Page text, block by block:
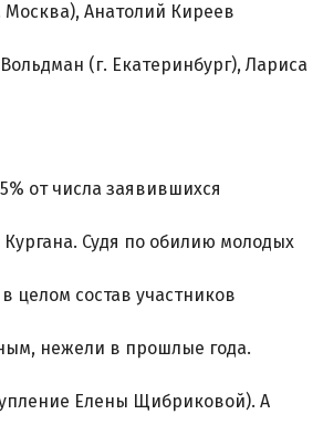
Анатолий Киреев
(г. Екатеринбург), Лариса
от числа заявившихся
Судя по обилию молодых
целом состав участников
нежели в прошлые года.
Елены Щибриковой). А